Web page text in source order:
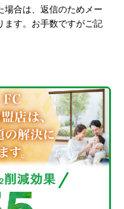
合は、返信のためメー
ます。お手数ですがご記